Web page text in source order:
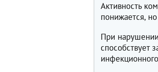
Активность
понижается,
При
способствует